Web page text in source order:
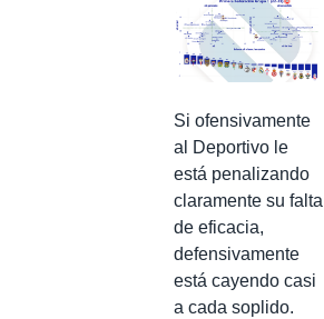
Si ofensivamente
al Deportivo le
está penalizando
claramente su falta
de eficacia,
defensivamente
está cayendo casi
a cada soplido.